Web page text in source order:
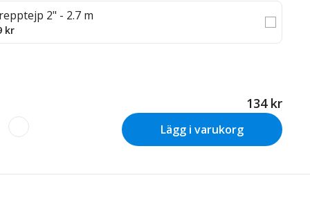
2" - 2.7 m
kr
134 kr
Lägg i varukorg